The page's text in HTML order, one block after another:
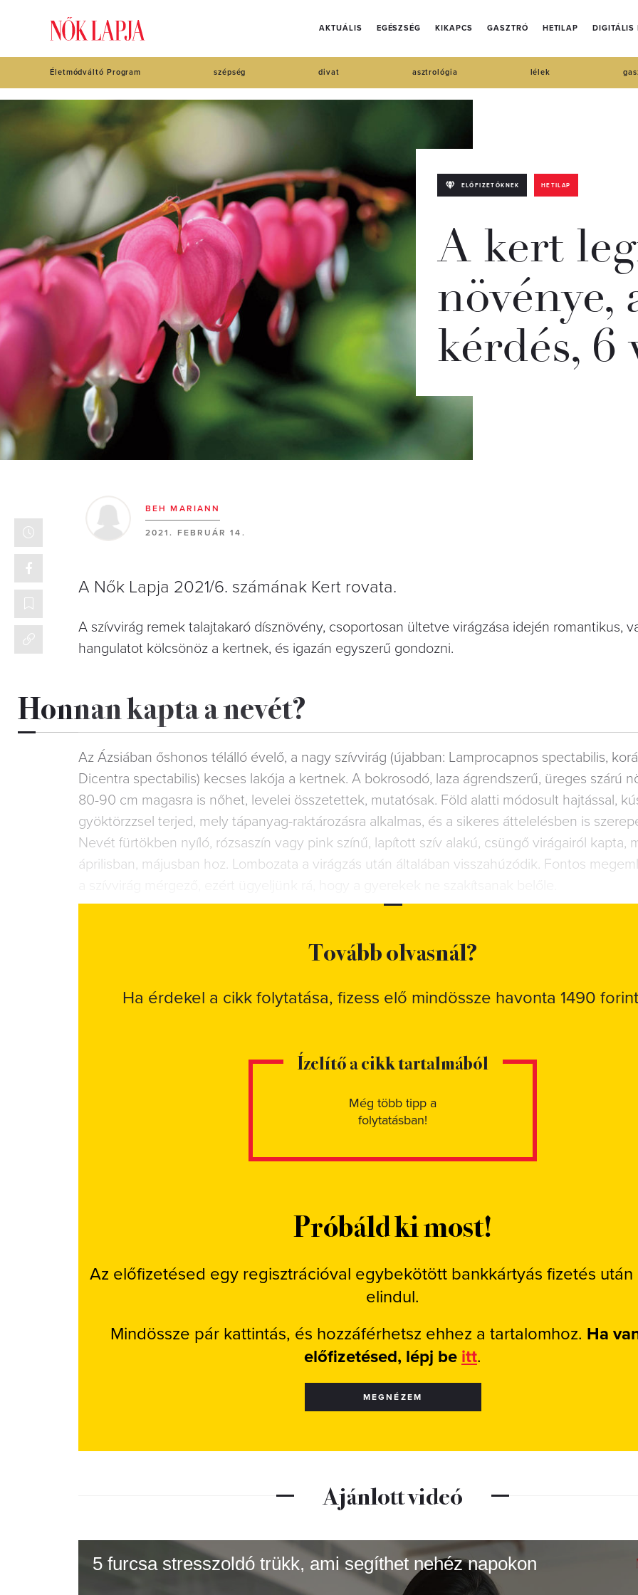
AKTUÁLIS EGÉSZSÉG KIKAPCS GASZTRÓ HETILAP DIGITÁLIS
Életmódváltó Program szépség divat asztrológia lélek
ELŐFIZETŐKNEK HETILAP
A kert
növénye,
kérdés, 6
BEH MARIANN
2021. FEBRUÁR 14.
A Nők Lapja 2021/6. számának Kert rovata.
A szívvirág remek talajtakaró dísznövény, csoportosan ültetve virágzása idején romantikus,
hangulatot kölcsönöz a kertnek, és igazán egyszerű gondozni.
Honnan kapta a nevét?
Az Ázsiában őshonos télálló évelő, a nagy szívvirág (újabban: Lamprocapnos spectabilis,
Dicentra spectabilis) kecses lakója a kertnek. A bokrosodó, laza ágrendszerű, üreges szárú
80-90 cm magasra is nőhet, levelei összetettek, mutatósak. Föld alatti módosult hajtással,
gyöktörzzsel terjed, mely tápanyag-raktározásra alkalmas, és a sikeres áttelelésben is
Nevét fürtökben nyíló, rózsaszín vagy pink színű, lapított szív alakú, csüngő virágairól kapta,
áprilisban, májusban hoz. Lombozata a virágzás után általában visszahúzódik. Fontos
Tovább olvasnál?
Ha érdekel a cikk folytatása, fizess elő mindössze havonta 1490
Ízelítő a cikk tartalmából
Még több tipp a
folytatásban!
Próbáld ki most!
Az előfizetésed egy regisztrációval egybekötött bankkártyás fizetés után
elindul.
Mindössze pár kattintás, és hozzáférhetsz ehhez a tartalomhoz. Ha
előfizetésed, lépj be itt.
MEGNÉZEM
Ajánlott videó
5 furcsa stresszoldó trükk, ami segíthet nehéz napokon